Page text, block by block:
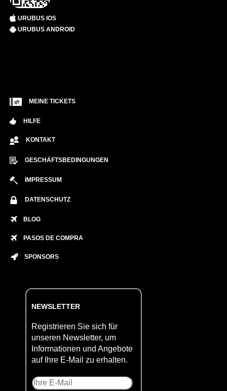
URUBUS IOS
URUBUS ANDROID
MEINE TICKETS
HILFE
KONTAKT
GESCHÄFTSBEDINGUNGEN
IMPRESSUM
DATENSCHUTZ
BLOG
PASOS DE COMPRA
SPONSORS
NEWSLETTER
Registrieren Sie sich für
unseren Newsletter, um
Informationen und Angebote
auf Ihre E-Mail zu erhalten.